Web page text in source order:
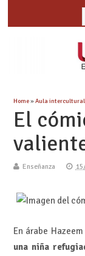
Home»Aula intercultural
El
Enseñanza
En árabe
una niña